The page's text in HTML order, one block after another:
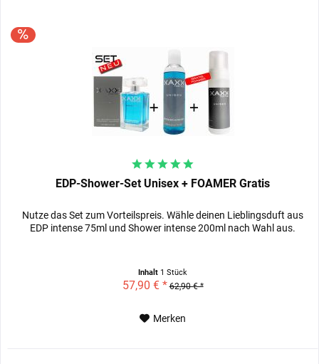
EDP-Shower-Set Unisex + FOAMER Gratis
Nutze das Set zum Vorteilspreis. Wähle deinen Lieblingsduft aus
EDP intense 75ml und Shower intense 200ml nach Wahl aus.
Inhalt 1 Stück
57,90 € * 62,90 € *
Merken